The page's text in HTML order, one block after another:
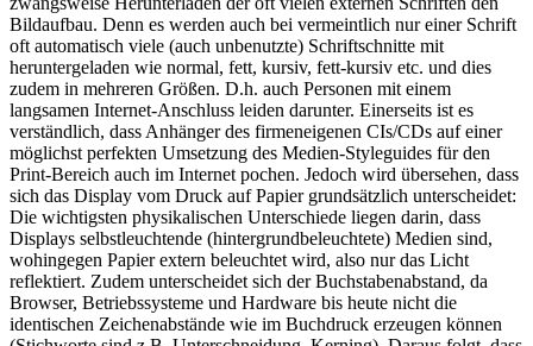
Bildaufbau. Denn es werden auch bei vermeintlich nur einer Schrift
oft automatisch viele (auch unbenutzte) Schriftschnitte mit
heruntergeladen wie normal, fett, kursiv, fett-kursiv etc. und dies
zudem in mehreren Größen. D.h. auch Personen mit einem
langsamen Internet-Anschluss leiden darunter. Einerseits ist es
verständlich, dass Anhänger des firmeneigenen CIs/CDs auf einer
möglichst perfekten Umsetzung des Medien-Styleguides für den
Print-Bereich auch im Internet pochen. Jedoch wird übersehen, dass
sich das Display vom Druck auf Papier grundsätzlich unterscheidet:
Die wichtigsten physikalischen Unterschiede liegen darin, dass
Displays selbstleuchtende (hintergrundbeleuchtete) Medien sind,
wohingegen Papier extern beleuchtet wird, also nur das Licht
reflektiert. Zudem unterscheidet sich der Buchstabenabstand, da
Browser, Betriebssysteme und Hardware bis heute nicht die
identischen Zeichenabstände wie im Buchdruck erzeugen können